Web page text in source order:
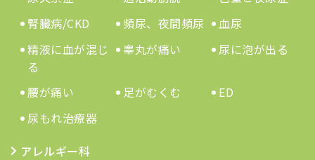
腎臓病/CKD
頻尿、夜間頻尿
血尿
精液に血が混じ
る
睾丸が痛い 尿に泡が出る
腰が痛い 足がむくむ
ED
尿もれ治療器
アレルギー科